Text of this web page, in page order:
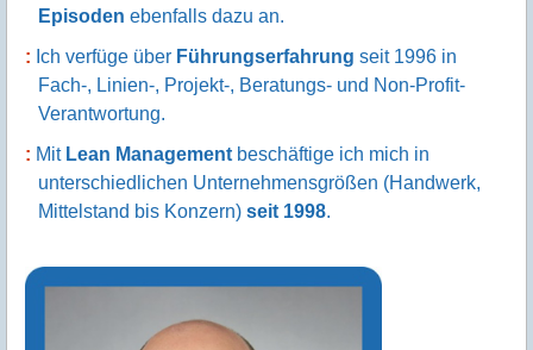
Darüber hinaus gebe ich meine Erkenntnisse in
Vorträgen
,Fachartikeln
(eigener Blog und fremde
Plattformen),
Büchern
(Autor und Co-Autor) weiter und
rege durch Gesprächspartner in meinen
ebenfalls dazu an.
Ich verfüge über
Führungserfahrung seit 1996 in
Fach-, Linien-, Projekt-, Beratungs- und Non-Profit-
MitLean Managementbeschäftige ich mich in
Mittelstand bis Konzern)